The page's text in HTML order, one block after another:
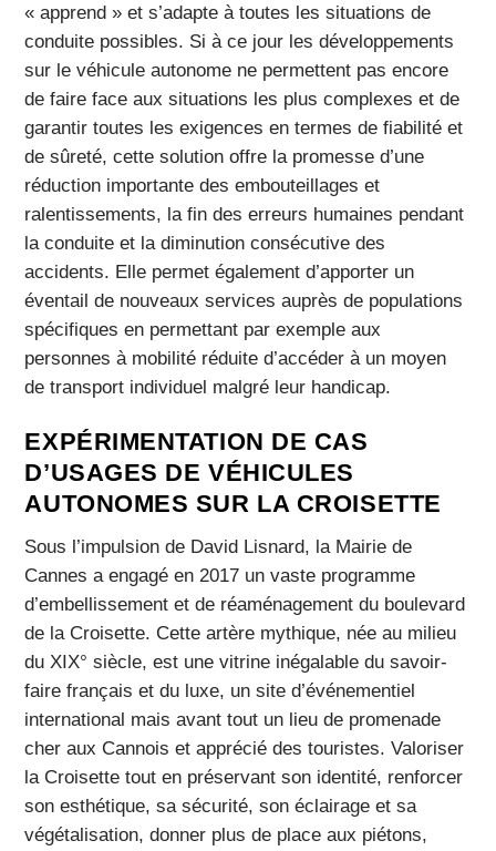
« apprend » et s’adapte à toutes les situations de
conduite possibles. Si à ce jour les développements
sur le véhicule autonome ne permettent pas encore
de faire face aux situations les plus complexes et de
garantir toutes les exigences en termes de fiabilité et
de sûreté, cette solution offre la promesse d’une
réduction importante des embouteillages et
ralentissements, la fin des erreurs humaines pendant
la conduite et la diminution consécutive des
accidents. Elle permet également d’apporter un
éventail de nouveaux services auprès de populations
spécifiques en permettant par exemple aux
personnes à mobilité réduite d’accéder à un moyen
de transport individuel malgré leur handicap.
EXPÉRIMENTATION DE CAS
D’USAGES DE VÉHICULES
AUTONOMES SUR LA CROISETTE
Sous l’impulsion de David Lisnard, la Mairie de
Cannes a engagé en 2017 un vaste programme
d’embellissement et de réaménagement du boulevard
de la Croisette. Cette artère mythique, née au milieu
du XIX° siècle, est une vitrine inégalable du savoir-
faire français et du luxe, un site d’événementiel
international mais avant tout un lieu de promenade
cher aux Cannois et apprécié des touristes. Valoriser
la Croisette tout en préservant son identité, renforcer
son esthétique, sa sécurité, son éclairage et sa
végétalisation, donner plus de place aux piétons,